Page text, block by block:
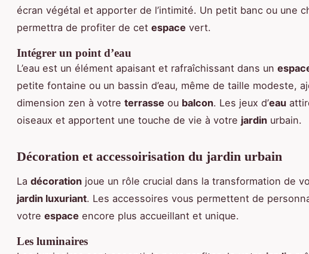
écran végétal et apporter de l’intimité. Un petit banc ou une
permettra de profiter de cet espace vert.
Intégrer un point d’eau
L’eau est un élément apaisant et rafraîchissant dans un
petite fontaine ou un bassin d’eau, même de taille modeste,
dimension zen à votre terrasse ou balcon. Les jeux d’eau
oiseaux et apportent une touche de vie à votre jardin urbain.
Décoration et accessoirisation du jardin urbain
La décoration joue un rôle crucial dans la transformation de
jardin luxuriant. Les accessoires vous permettent de
votre espace encore plus accueillant et unique.
Les luminaires